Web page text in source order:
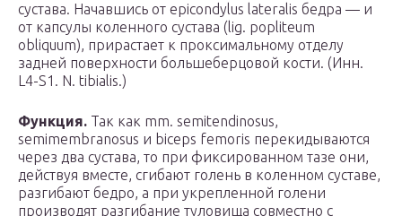
сустава. Начавшись от epicondylus lateralis бедра — и
от капсулы коленного сустава (lig. popliteum
obliquum), прирастает к проксимальному отделу
задней поверхности большеберцовой кости. (Инн.
L4-S1. N. tibialis.)
Функция. Так как mm. semitendinosus,
semimembranosus и biceps femoris перекидываются
через два сустава, то при фиксированном тазе они,
действуя вместе, сгибают голень в коленном суставе,
разгибают бедро, а при укрепленной голени
производят разгибание туловища совместно с